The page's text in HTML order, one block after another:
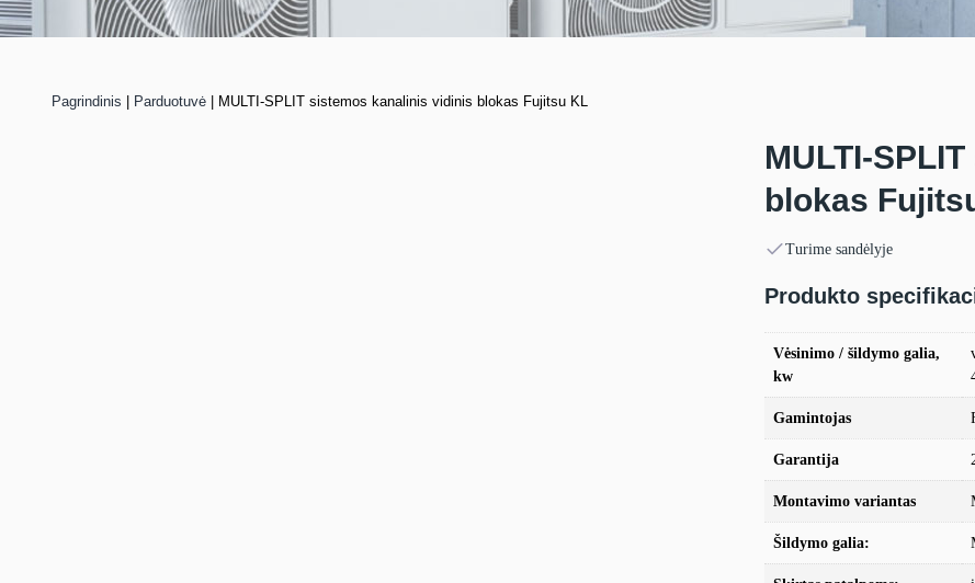
Pagrindinis Parduotuvė MULTI-SPLIT sistemos kanalinis vidinis blokas Fujitsu KL
MULTI-
blokas
Turime sandėlyje
Produkto
Vėsinimo / šildymo galia,
kw
Gamintojas
Garantija
Montavimo variantas
Šildymo galia: